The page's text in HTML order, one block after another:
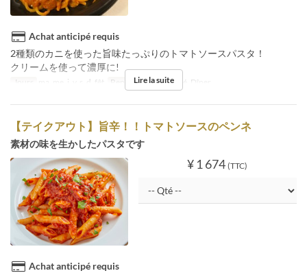
Achat anticipé requis
2種類のカニを使った旨味たっぷりのトマトソースパスタ！
クリームを使って濃厚に!
Jours ma, me, j, v, s, d, fêt Repas Déjeuner, Thé, Dîner
Lire la suite
【テイクアウト】旨辛！！トマトソースのペンネ
素材の味を生かしたパスタです
¥ 1 674 (TTC)
Achat anticipé requis